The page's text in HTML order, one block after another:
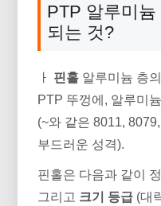
PTP 알루미
되는 것?
ㅏ 핀홀 알루미늄 층
PTP 뚜껑에, 알루미
(~와 같은 8011,
부드러운 성격).
핀홀은 다음과 같이
그리고 크기 등급 (대